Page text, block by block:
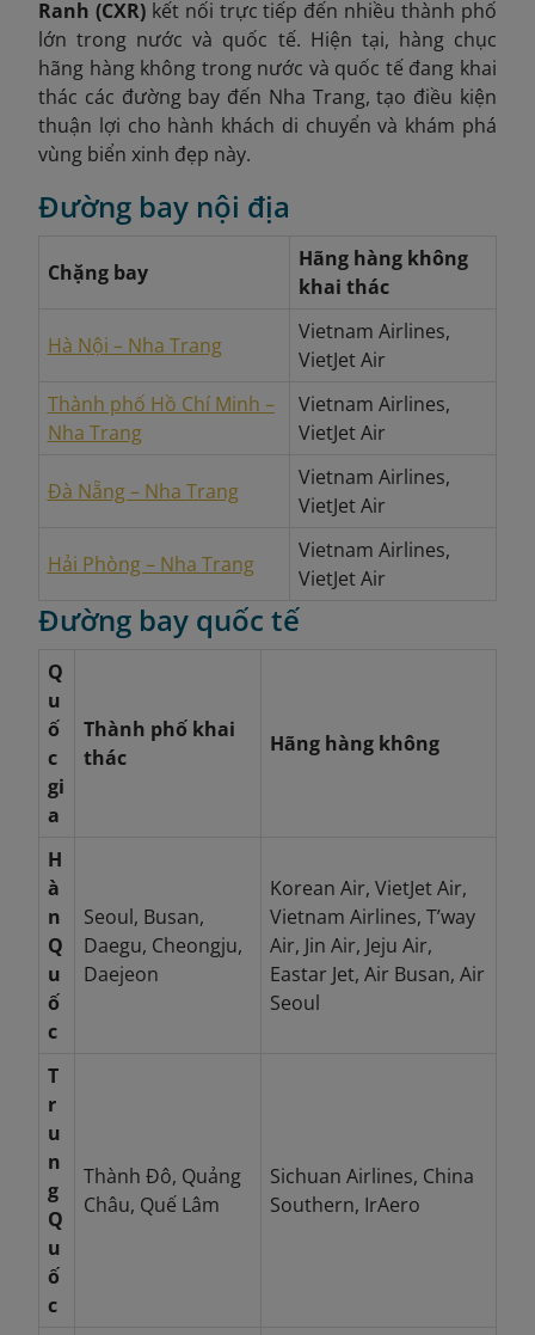
Ranh (CXR)kết nối trực tiếp đến nhiều thành phố
lớn trong nước và quốc tế. Hiện tại, hàng chục
hãng hàng không trong nước và quốc tế đang khai
thác các đường bay đến Nha Trang, tạo điều kiện
thuận lợi cho hành khách di chuyển và khám phá
vùng biển xinh đẹp này.
Đường bay nội địa
Chặng bay
Hãng hàng không
khai thác
Hà Nội – Nha Trang
Vietnam Airlines,
VietJet Air
Thành phố Hồ Chí Minh –
Nha Trang
Vietnam Airlines,
VietJet Air
Đà Nẵng – Nha Trang
Vietnam Airlines,
VietJet Air
Hải Phòng – Nha Trang
Vietnam Airlines,
VietJet Air
Đường bay quốc tế
Q
u
ố
c
gi
a
Thành phố khai
thác
Hãng hàng không
H
à
n
Q
u
ố
c
Seoul, Busan,
Daegu, Cheongju,
Daejeon
Korean Air, VietJet Air,
Vietnam Airlines, T’way
Air, Jin Air, Jeju Air,
Eastar Jet, Air Busan, Air
Seoul
T
r
u
n
g
Q
u
ố
c
Thành Đô, Quảng
Châu, Quế Lâm
Sichuan Airlines, China
Southern, IrAero